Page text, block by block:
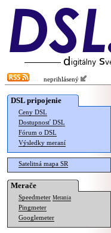
neprihlásený
DSL pripojenie
Ceny DSL
Dostupnosť DSL
Fórum o DSL
Výsledky meraní
Satelitná mapa SR
Merače
Speedmeter Merania
Pingmeter
Googlemeter